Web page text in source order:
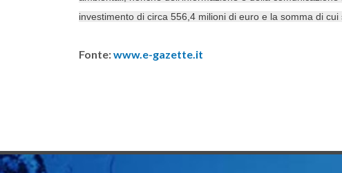
investimento di circa 556,4 milioni di euro e la somma di
Fonte:www.e-gazette.it